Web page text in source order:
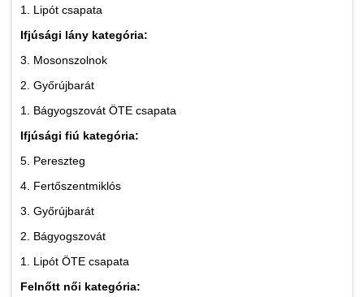
1. Lipót csapata
Ifjúsági lány kategória:
3. Mosonszolnok
2. Győrújbarát
1. Bágyogszovát ÖTE csapata
Ifjúsági fiú kategória:
5. Pereszteg
4. Fertőszentmiklós
3. Győrújbarát
2. Bágyogszovát
1. Lipót ÖTE csapata
Felnőtt női kategória: